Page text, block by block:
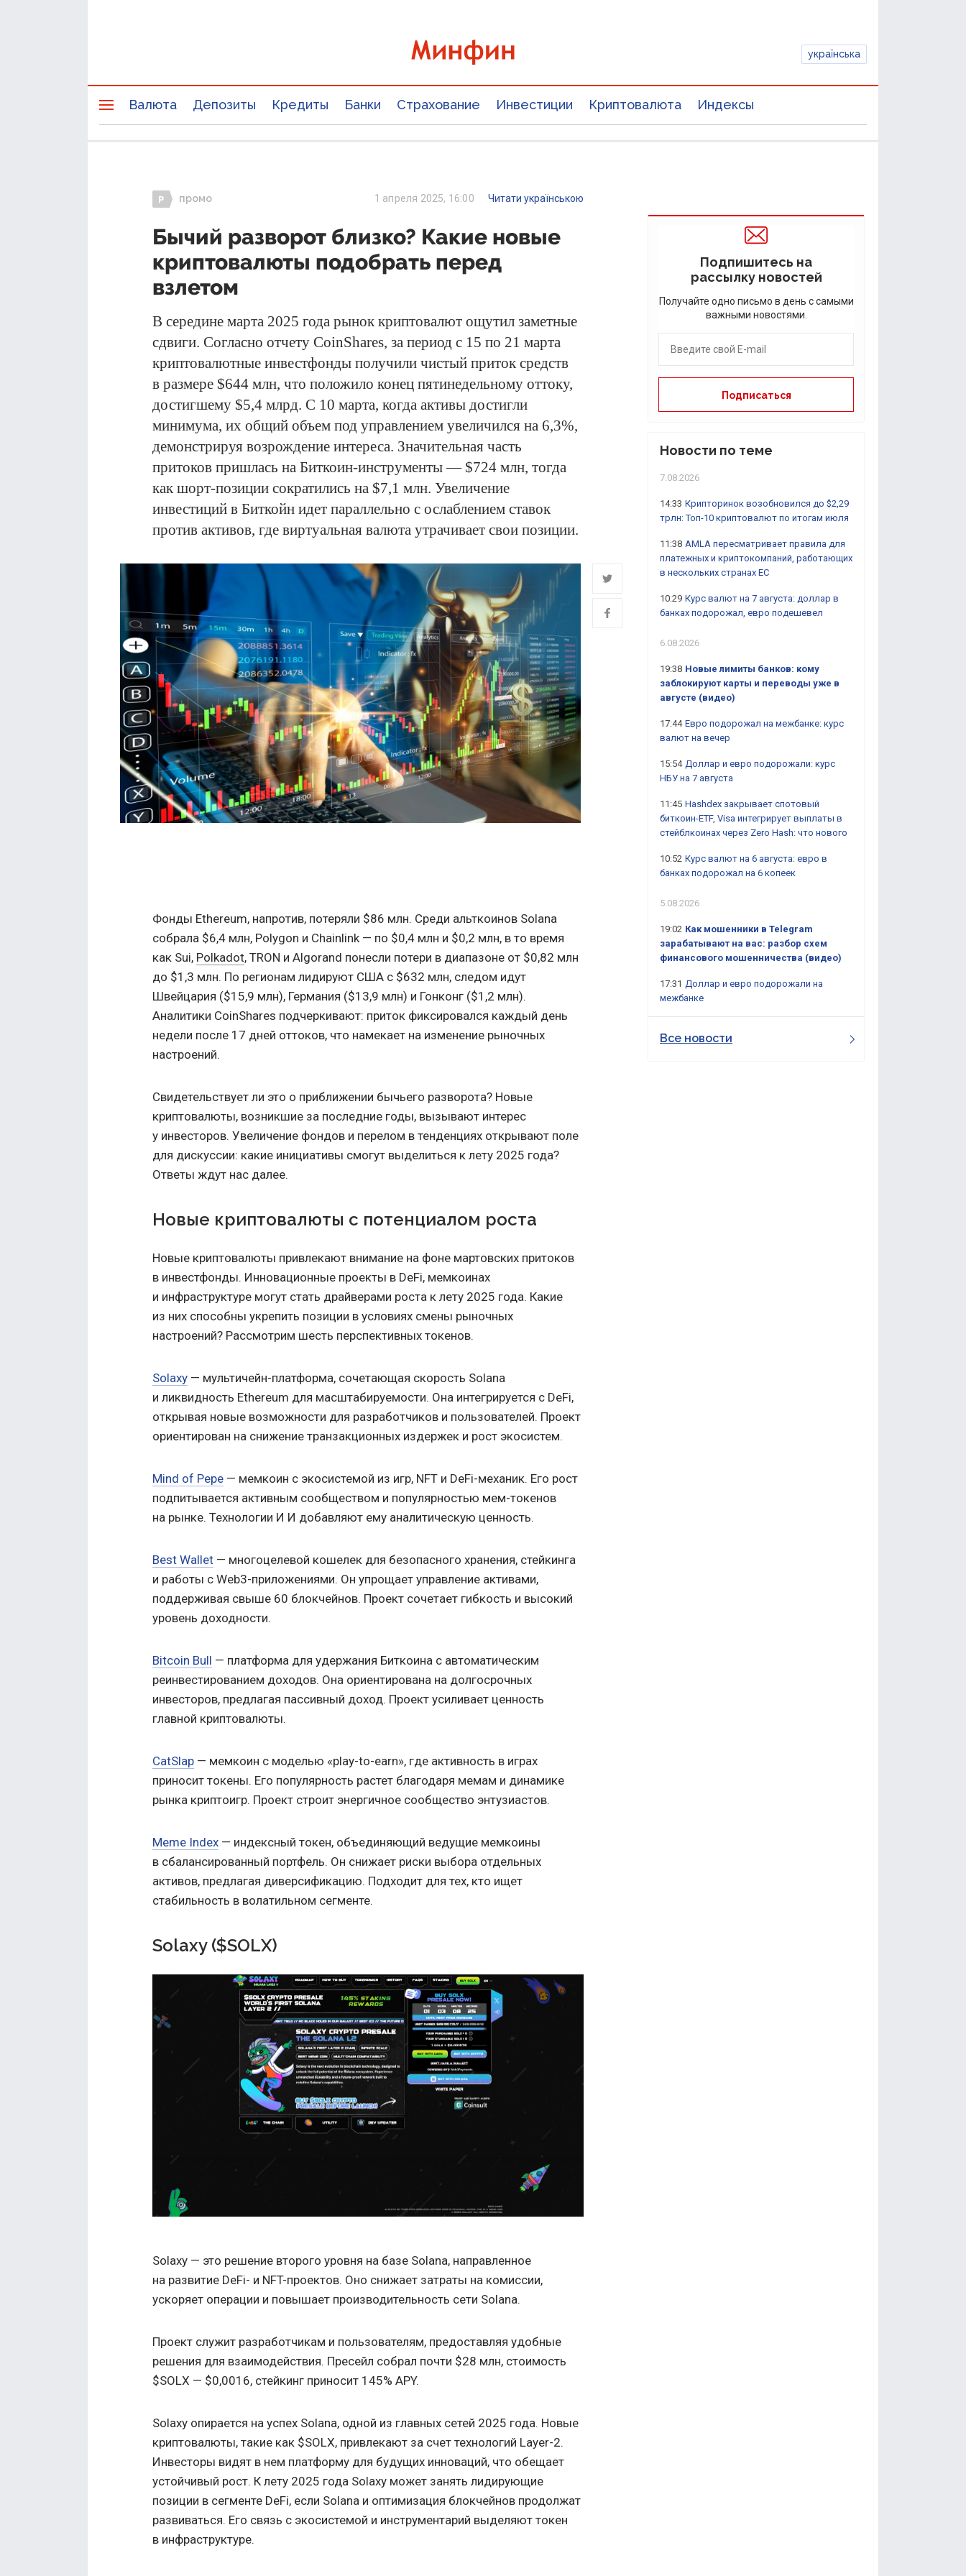
українська
Валюта Депозиты Кредиты Банки Страхование Инвестиции Криптовалюта Индексы
промо 1 апреля 2025, 16:00 Читати українською
Бычий разворот близко? Какие новые
криптовалюты подобрать перед
взлетом
В середине марта 2025 года рынок криптовалют ощутил заметные
сдвиги. Согласно отчету CoinShares, за период с 15 по 21 марта
криптовалютные инвестфонды получили чистый приток средств
в размере $644 млн, что положило конец пятинедельному оттоку,
достигшему $5,4 млрд. С 10 марта, когда активы достигли
минимума, их общий объем под управлением увеличился на 6,3%,
демонстрируя возрождение интереса. Значительная часть
притоков пришлась на Биткоин-инструменты — $724 млн, тогда
как шорт-позиции сократились на $7,1 млн. Увеличение
инвестиций в Биткойн идет параллельно с ослаблением ставок
против активов, где виртуальная валюта утрачивает свои позиции.
Фонды Ethereum, напротив, потеряли $86 млн. Среди альткоинов Solana
собрала $6,4 млн, Polygon и Chainlink — по $0,4 млн и $0,2 млн, в то время
как Sui, Polkadot, TRON и Algorand понесли потери в диапазоне от $0,82 млн
до $1,3 млн. По регионам лидируют США с $632 млн, следом идут
Швейцария ($15,9 млн), Германия ($13,9 млн) и Гонконг ($1,2 млн).
Аналитики CoinShares подчеркивают: приток фиксировался каждый день
недели после 17 дней оттоков, что намекает на изменение рыночных
настроений.
Свидетельствует ли это о приближении бычьего разворота? Новые
криптовалюты, возникшие за последние годы, вызывают интерес
у инвесторов. Увеличение фондов и перелом в тенденциях открывают поле
для дискуссии: какие инициативы смогут выделиться к лету 2025 года?
Ответы ждут нас далее.
Новые криптовалюты с потенциалом роста
Новые криптовалюты привлекают внимание на фоне мартовских притоков
в инвестфонды. Инновационные проекты в DeFi, мемкоинах
и инфраструктуре могут стать драйверами роста к лету 2025 года. Какие
из них способны укрепить позиции в условиях смены рыночных
настроений? Рассмотрим шесть перспективных токенов.
Solaxy — мультичейн-платформа, сочетающая скорость Solana
и ликвидность Ethereum для масштабируемости. Она интегрируется с DeFi,
открывая новые возможности для разработчиков и пользователей. Проект
ориентирован на снижение транзакционных издержек и рост экосистем.
Mind of Pepe — мемкоин с экосистемой из игр, NFT и DeFi-механик. Его рост
подпитывается активным сообществом и популярностью мем-токенов
на рынке. Технологии И И добавляют ему аналитическую ценность.
Best Wallet — многоцелевой кошелек для безопасного хранения, стейкинга
и работы с Web3-приложениями. Он упрощает управление активами,
поддерживая свыше 60 блокчейнов. Проект сочетает гибкость и высокий
уровень доходности.
Bitcoin Bull — платформа для удержания Биткоина с автоматическим
реинвестированием доходов. Она ориентирована на долгосрочных
инвесторов, предлагая пассивный доход. Проект усиливает ценность
главной криптовалюты.
CatSlap — мемкоин с моделью «play-to-earn», где активность в играх
приносит токены. Его популярность растет благодаря мемам и динамике
рынка криптоигр. Проект строит энергичное сообщество энтузиастов.
Meme Index — индексный токен, объединяющий ведущие мемкоины
в сбалансированный портфель. Он снижает риски выбора отдельных
активов, предлагая диверсификацию. Подходит для тех, кто ищет
стабильность в волатильном сегменте.
Solaxy ($SOLX)
Solaxy — это решение второго уровня на базе Solana, направленное
на развитие DeFi- и NFT-проектов. Оно снижает затраты на комиссии,
ускоряет операции и повышает производительность сети Solana.
Проект служит разработчикам и пользователям, предоставляя удобные
решения для взаимодействия. Пресейл собрал почти $28 млн, стоимость
$SOLX — $0,0016, стейкинг приносит 145% APY.
Solaxy опирается на успех Solana, одной из главных сетей 2025 года. Новые
криптовалюты, такие как $SOLX, привлекают за счет технологий Layer-2.
Инвесторы видят в нем платформу для будущих инноваций, что обещает
устойчивый рост. К лету 2025 года Solaxy может занять лидирующие
позиции в сегменте DeFi, если Solana и оптимизация блокчейнов продолжат
развиваться. Его связь с экосистемой и инструментарий выделяют токен
в инфраструктуре.
Подпишитесь на
рассылку новостей
Получайте одно письмо в день с самыми
важными новостями.
Новости по теме
7.08.2026
14:33 Крипторинок возобновился до $2,29
трлн: Топ-10 криптовалют по итогам июля
11:38 AMLA пересматривает правила для
платежных и криптокомпаний, работающих
в нескольких странах ЕС
10:29 Курс валют на 7 августа: доллар в
банках подорожал, евро подешевел
6.08.2026
19:38 Новые лимиты банков: кому
заблокируют карты и переводы уже в
августе (видео)
17:44 Евро подорожал на межбанке: курс
валют на вечер
15:54 Доллар и евро подорожали: курс
НБУ на 7 августа
11:45 Hashdex закрывает спотовый
биткоин-ETF, Visa интегрирует выплаты в
стейблкоинах через Zero Hash: что нового
10:52 Курс валют на 6 августа: евро в
банках подорожал на 6 копеек
5.08.2026
19:02 Как мошенники в Telegram
зарабатывают на вас: разбор схем
финансового мошенничества (видео)
17:31 Доллар и евро подорожали на
межбанке
Все новости